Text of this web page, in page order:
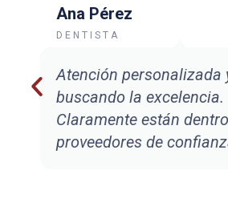
Atención personalizada
buscando la excelencia.
Claramente están
proveedores de
Ana Pérez
DENTISTA